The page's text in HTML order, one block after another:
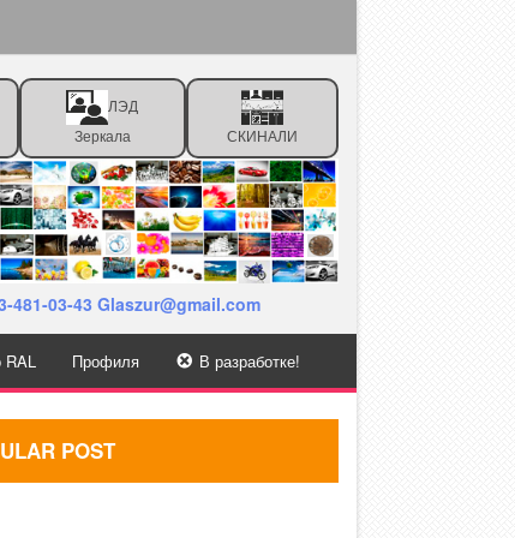
ЛЭД
Зеркала
СКИНАЛИ
481-03-43 Glaszur@gmail.com
RAL Профиля В разработке!
POST